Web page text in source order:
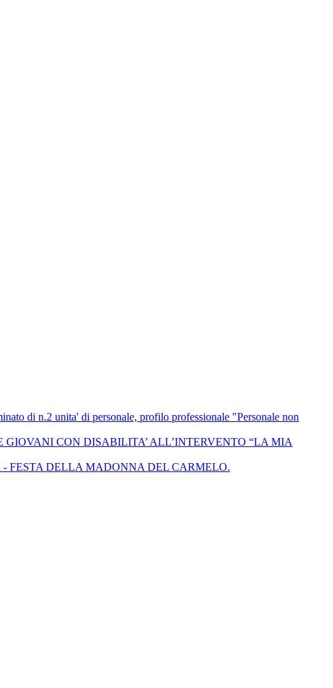
di n.2 unita' di personale, profilo professionale "Personale non
CON DISABILITA’ ALL’INTERVENTO “LA MIA
FESTA DELLA MADONNA DEL CARMELO.